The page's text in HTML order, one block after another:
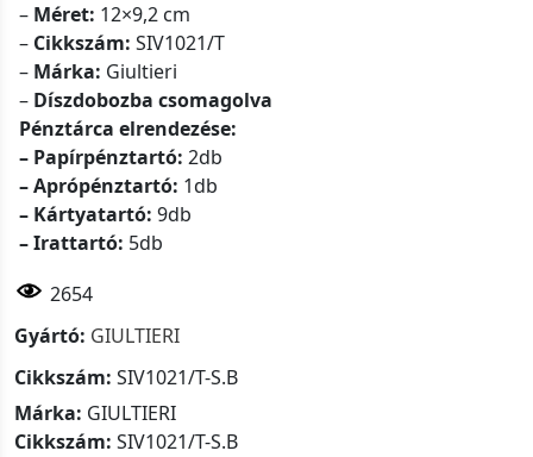
– Méret: 12×9,2 cm
– Cikkszám: SIV1021/T
– Márka: Giultieri
– Díszdobozba csomagolva
Pénztárca elrendezése:
– Papírpénztartó: 2db
– Aprópénztartó: 1db
– Kártyatartó: 9db
– Irattartó: 5db
2654
Gyártó: GIULTIERI
Cikkszám: SIV1021/T-S.B
Márka: GIULTIERI
Cikkszám: SIV1021/T-S.B